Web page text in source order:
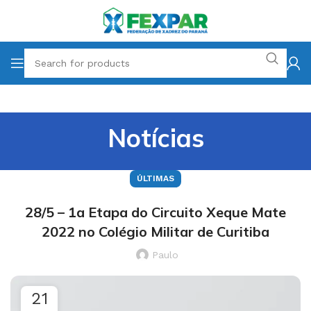
Notícias
ÚLTIMAS
28/5 – 1a Etapa do Circuito Xeque Mate
2022 no Colégio Militar de Curitiba
Paulo
21